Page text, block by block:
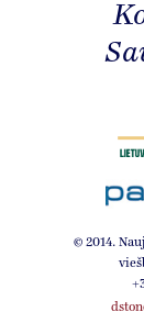
© 2014.